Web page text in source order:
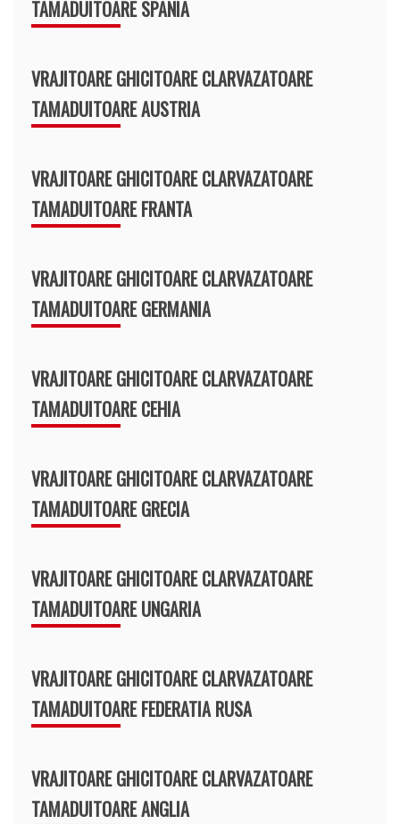
TAMADUITOARE SPANIA
VRAJITOARE GHICITOARE CLARVAZATOARE
TAMADUITOARE AUSTRIA
VRAJITOARE GHICITOARE CLARVAZATOARE
TAMADUITOARE FRANTA
VRAJITOARE GHICITOARE CLARVAZATOARE
TAMADUITOARE GERMANIA
VRAJITOARE GHICITOARE CLARVAZATOARE
TAMADUITOARE CEHIA
VRAJITOARE GHICITOARE CLARVAZATOARE
TAMADUITOARE GRECIA
VRAJITOARE GHICITOARE CLARVAZATOARE
TAMADUITOARE UNGARIA
VRAJITOARE GHICITOARE CLARVAZATOARE
TAMADUITOARE FEDERATIA RUSA
VRAJITOARE GHICITOARE CLARVAZATOARE
TAMADUITOARE ANGLIA